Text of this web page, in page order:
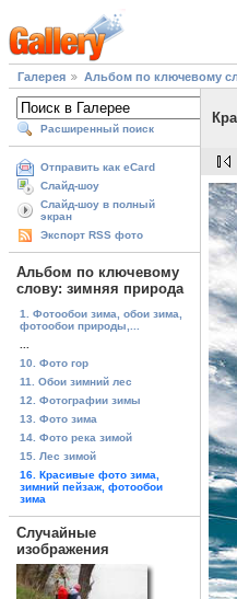
Галерея Альбом по ключевому
Расширенный поиск
Отправить как eCard
Слайд-шоу
Слайд-шоу в полный
экран
Экспорт RSS фото
Альбом по ключевому
слову: зимняя природа
1. Фотообои зима, обои зима,
фотообои природы,...
10. Фото гор
11. Обои зимний лес
12. Фотографии зимы
13. Фото зима
14. Фото река зимой
15. Лес зимой
16. Красивые фото зима,
зимний пейзаж, фотообои
зима
Случайные
изображения